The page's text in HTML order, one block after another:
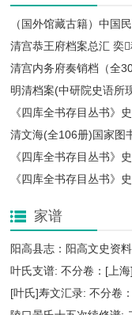
（国外馆藏古籍）中国
清宫内务府奏销档（全
明清档案(中研院史语所
《四库全书存目丛书》
清文海(全106册)国家图
《四库全书存目丛书》
《四库全书存目丛书》
家谱
叶氏支谱: 不分卷：[上海]
[叶氏]寿文汇录: 不分卷